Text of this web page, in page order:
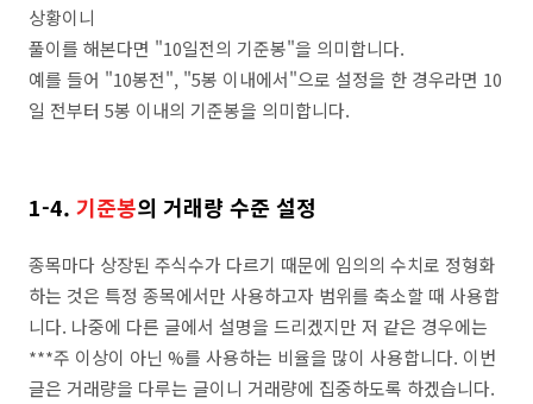
상황이니
풀이를 해본다면 "10일전의 기준봉"을 의미합니다.
예를 들어 "10봉전", "5봉 이내에서"으로 설정을 한 경우라면 10
일 전부터 5봉 이내의 기준봉을 의미합니다.
1-4. 기준봉의 거래량 수준 설정
종목마다 상장된 주식수가 다르기 때문에 임의의 수치로 정형화
하는 것은 특정 종목에서만 사용하고자 범위를 축소할 때 사용합
니다. 나중에 다른 글에서 설명을 드리겠지만 저 같은 경우에는
***주 이상이 아닌 %를 사용하는 비율을 많이 사용합니다. 이번
글은 거래량을 다루는 글이니 거래량에 집중하도록 하겠습니다.